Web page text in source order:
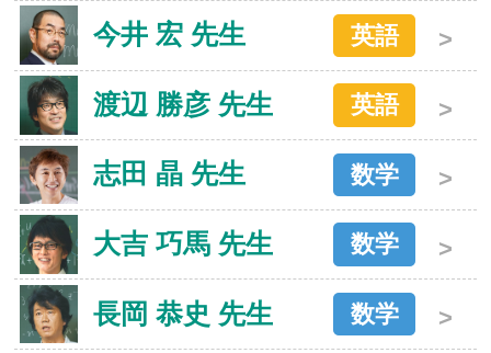
今井 宏 先生 英語
渡辺 勝彦 先生 英語
志田 晶 先生 数学
大吉 巧馬 先生 数学
長岡 恭史 先生 数学